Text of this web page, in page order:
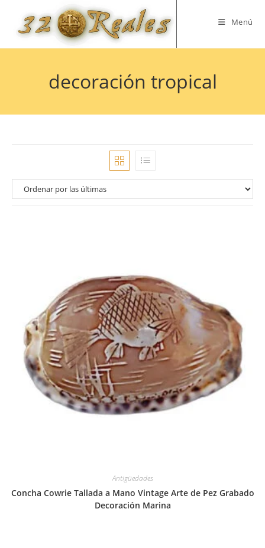
contenido
Menú
decoración tropical
Antigüedades
Concha Cowrie Tallada a Mano Vintage Arte de Pez Grabado
Decoración Marina